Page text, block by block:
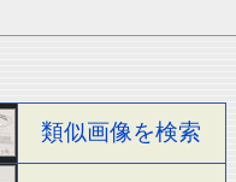
類似画像を検索